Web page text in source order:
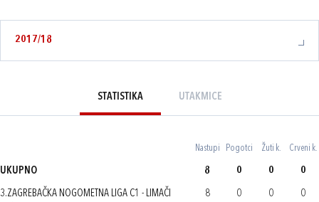
2017/18
STATISTIKA UTAKMICE
Nastupi Pogotci Žuti k. Crveni k.
UKUPNO 8 0 0 0
3.ZAGREBAČKA NOGOMETNA LIGA C1 - LIMAČI
8 0 0 0